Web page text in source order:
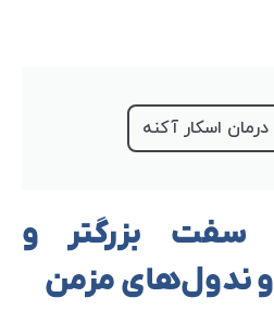
اسکار آکنه
سفت بزرگتر و
و ندول‌های مزمن